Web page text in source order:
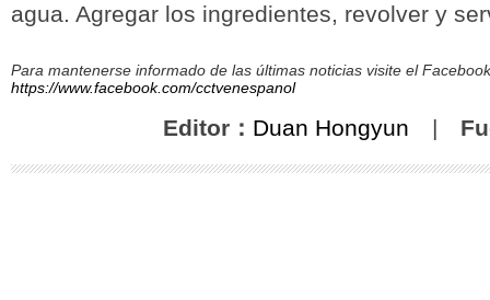
agua. Agregar los ingredientes, revolver y
Para mantenerse informado de las últimas noticias visite el
https://www.facebook.com/cctvenespanol
Editor： Duan Hongyun |